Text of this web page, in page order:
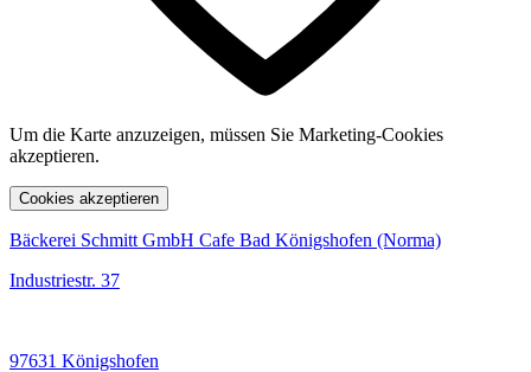
Um die Karte anzuzeigen, müssen Sie Marketing-Cookies
akzeptieren.
Cookies akzeptieren
Bäckerei Schmitt GmbH Cafe Bad Königshofen (Norma)
Industriestr. 37
97631 Königshofen